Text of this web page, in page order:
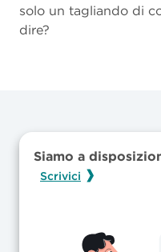
solo un tagliando di
dire?
Siamo a
Scrivici